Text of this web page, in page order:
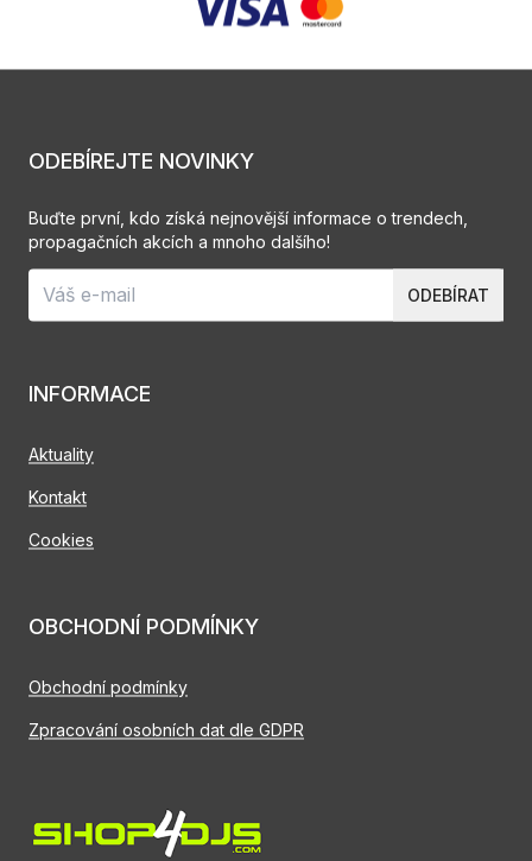
INFORMACE
Aktuality
Kontakt
Cookies
OBCHODNÍ PODMÍNKY
Obchodní podmínky
Zpracování osobních dat dle GDPR
ODEBÍREJTE NOVINKY
Buďte první, kdo získá nejnovější informace o trendech,
propagačních akcích a mnoho dalšího!
ODEBÍRAT